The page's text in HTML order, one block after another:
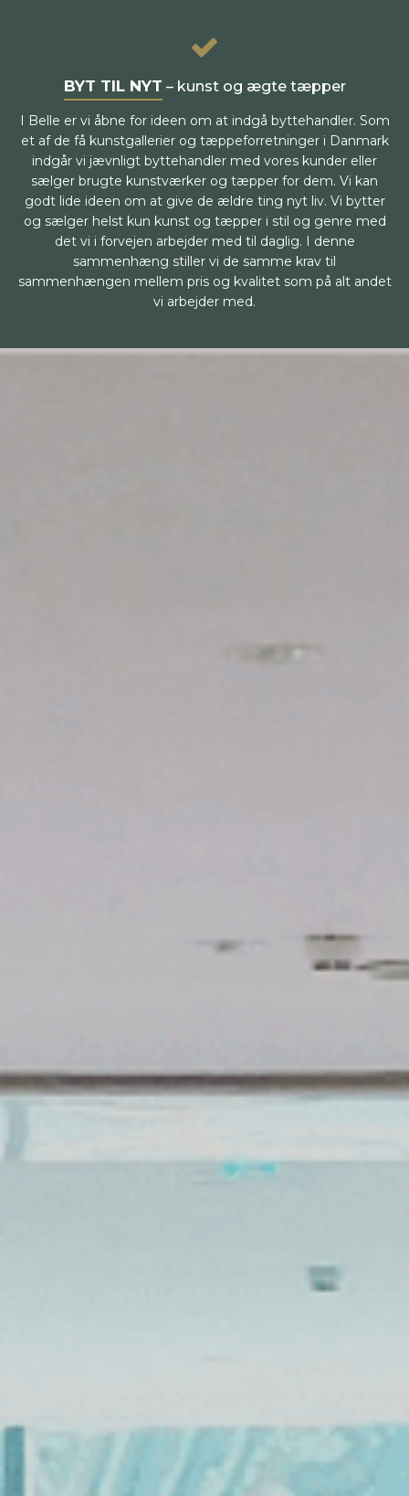
BYT TIL NYT – kunst og ægte tæpper
I Belle er vi åbne for ideen om at indgå byttehandler. Som
et af de få kunstgallerier og tæppeforretninger i Danmark
indgår vi jævnligt byttehandler med vores kunder eller
sælger brugte kunstværker og tæpper for dem. Vi kan
godt lide ideen om at give de ældre ting nyt liv. Vi bytter
og sælger helst kun kunst og tæpper i stil og genre med
det vi i forvejen arbejder med til daglig. I denne
sammenhæng stiller vi de samme krav til
sammenhængen mellem pris og kvalitet som på alt andet
vi arbejder med.